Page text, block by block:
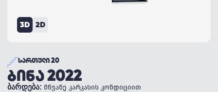
3D 2D
ᲡᲐᲠᲗᲣᲚᲘ 20
ᲑᲘᲜᲐ 2022
ბარდება: მწვანე კარკასის კონდიციით